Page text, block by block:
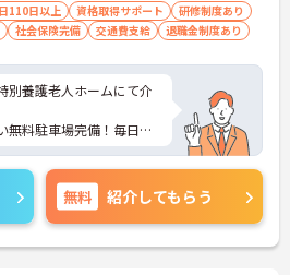
110日以上 資格取得サポート
研修制度あり
社会保険完備 交通費支給 退職金制度あり
別養護老人ホームにて介
無料駐車場完備！毎日の
度と、プライベートの
きます。
対策ポイントなど、さら
で、お気軽にご相談くだ
無料 紹介してもらう